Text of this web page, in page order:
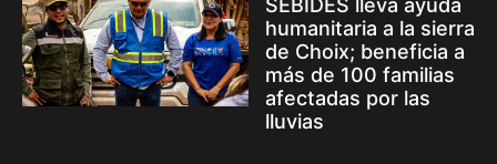
humanitaria a la sierra
de Choix; beneficia a
más de 100 familias
afectadas por las
lluvias